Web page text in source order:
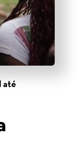
até